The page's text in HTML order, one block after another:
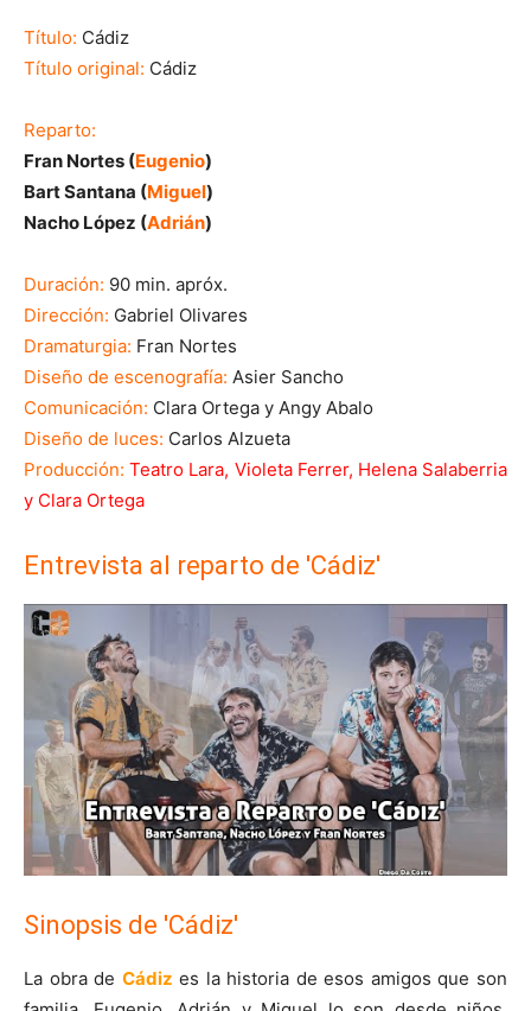
Título: Cádiz
Título original: Cádiz
Reparto:
Fran Nortes (Eugenio)
Bart Santana (Miguel)
Nacho López (Adrián)
Duración: 90 min. apróx.
Dirección: Gabriel Olivares
Dramaturgia: Fran Nortes
Diseño de escenografía: Asier Sancho
Comunicación: Clara Ortega y Angy Abalo
Diseño de luces: Carlos Alzueta
Producción:Teatro Lara, Violeta Ferrer, Helena Salaberria
y Clara Ortega
Entrevista al reparto de 'Cádiz'
Sinopsis de 'Cádiz'
La obra de Cádiz es la historia de esos amigos que son